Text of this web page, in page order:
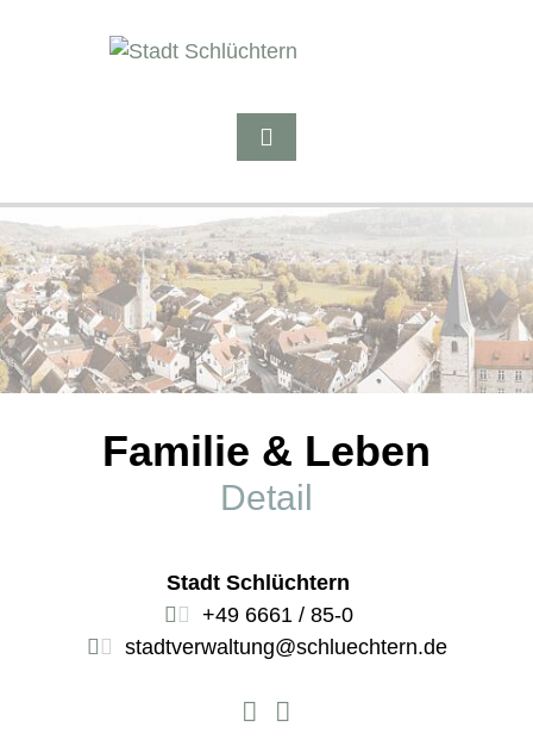
Familie & Leben
Detail
Stadt Schlüchtern
+49 6661 / 85-0
stadtverwaltung@schluechtern.de